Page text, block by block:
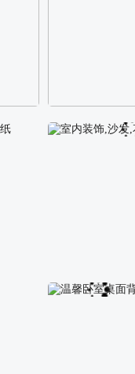
校园长发可爱
室内装饰,沙发,